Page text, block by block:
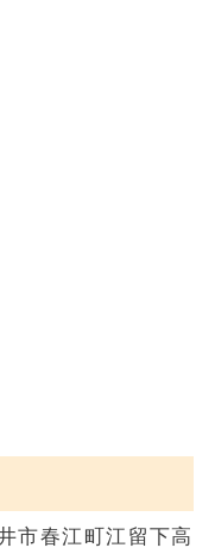
市春江町江留下高